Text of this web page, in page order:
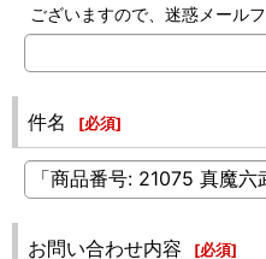
ございますので、迷惑メール
件名 [必須]
お問い合わせ内容 [必須]